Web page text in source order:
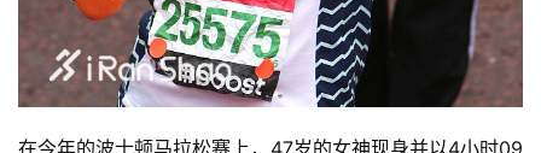
在今年的波士顿马拉松赛上，47岁的女神现身并以4小时09